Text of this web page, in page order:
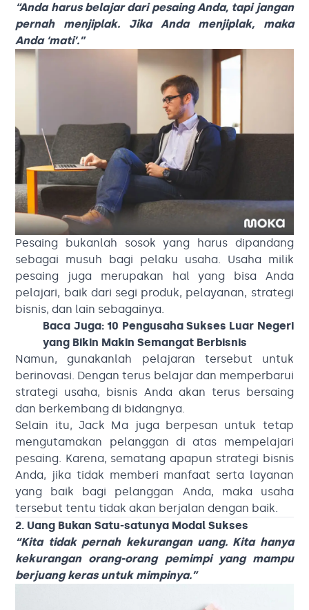
“Anda harus belajar dari pesaing Anda, tapi jangan
pernah menjiplak. Jika Anda menjiplak, maka
Anda ‘mati’.”
Pesaing bukanlah sosok yang harus dipandang
sebagai musuh bagi pelaku usaha. Usaha milik
pesaing juga merupakan hal yang bisa Anda
pelajari, baik dari segi produk, pelayanan, strategi
bisnis, dan lain sebagainya.
Baca Juga: 10 Pengusaha Sukses Luar Negeri
yang Bikin Makin Semangat Berbisnis
Namun, gunakanlah pelajaran tersebut untuk
berinovasi. Dengan terus belajar dan memperbarui
strategi usaha, bisnis Anda akan terus bersaing
dan berkembang di bidangnya.
Selain itu, Jack Ma juga berpesan untuk tetap
mengutamakan pelanggan di atas mempelajari
pesaing. Karena, sematang apapun strategi bisnis
Anda, jika tidak memberi manfaat serta layanan
yang baik bagi pelanggan Anda, maka usaha
tersebut tentu tidak akan berjalan dengan baik.
2. Uang Bukan Satu-satunya Modal Sukses
“Kita tidak pernah kekurangan uang. Kita hanya
kekurangan orang-orang pemimpi yang mampu
berjuang keras untuk mimpinya.”